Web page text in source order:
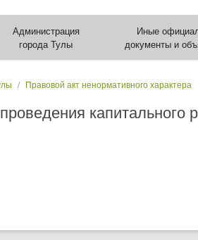
Администрация
города Тулы
Иные
документы и
Правовой акт ненормативного характера
капитального